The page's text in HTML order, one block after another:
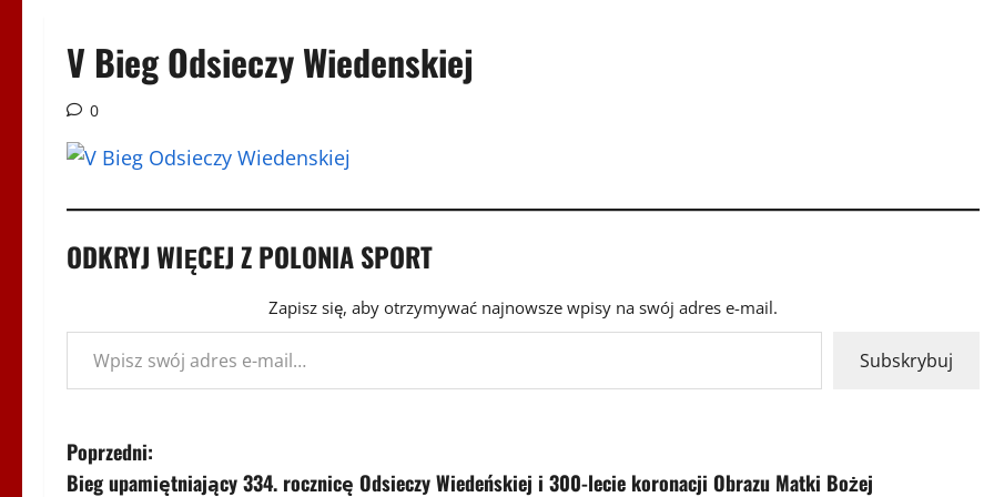
V Bieg Odsieczy Wiedenskiej
0
ODKRYJ WIĘCEJ Z POLONIA SPORT
Zapisz się, aby otrzymywać najnowsze wpisy na swój adres e-mail.
Wpisz swój adres e-mail…
Subskrybuj
Z
Poprzedni:
Bieg upamiętniający 334. rocznicę Odsieczy Wiedeńskiej i 300-lecie koronacji Obrazu Matki Bożej